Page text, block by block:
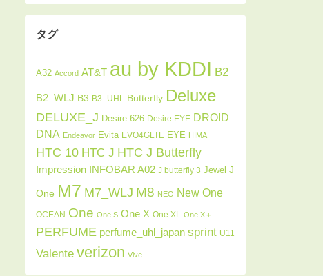
タグ
A32 Accord AT&T au by KDDI B2
B2_WLJ B3 B3_UHL Butterfly Deluxe
DELUXE_J Desire 626 Desire EYE DROID
DNA Endeavor Evita EVO4GLTE EYE HIMA
HTC 10 HTC J HTC J Butterfly
Impression INFOBAR A02 J butterfly 3 Jewel J
One M7 M7_WLJ M8 NEO New One
OCEAN One One S One X One XL One X＋
PERFUME perfume_uhl_japan sprint U11
Valente verizon Vive